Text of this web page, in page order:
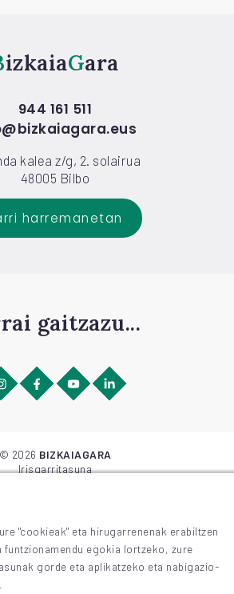
Bizkaia Gara
944 161 511
kalea z/g, 2. solairua
48005 Bilbo
harremanetan
gaitzazu...
© 2026 BIZKAIAGARA
Irisgarritasuna
"cookieak" eta hirugarrenenak erabiltzen
funtzionamendu egokia lortzeko, zure
gorde eta aplikatzeko eta nabigazio-